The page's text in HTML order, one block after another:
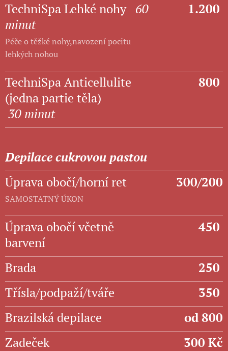
TechniSpa Lehké nohy 60
minut
Péče o těžké nohy,navození pocitu
lehkých nohou
1.200
TechniSpa Anticellulite
(jedna partie těla)
30 minut
800
Depilace cukrovou pastou
Úprava obočí/horní ret
SAMOSTATNÝ ÚKON
300/200
Úprava obočí včetně
barvení
450
Brada
250
Třísla/podpaží/tváře
350
Brazilská depilace
od 800
Zadeček
300 Kč